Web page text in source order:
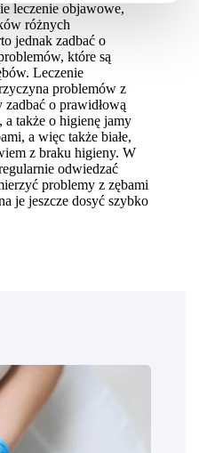
leczenie objawowe,
różnych
jednak zadbać o
które są
Leczenie
problemów z
o prawidłową
a także o higienę jamy
a więc także białe,
z braku higieny. W
odwiedzać
problemy z zębami
je jeszcze dosyć szybko